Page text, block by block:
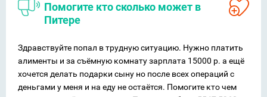
Помогите кто сколько может в
Питере
Здравствуйте попал в трудную ситуацию. Нужно платить
алименты и за съёмную комнату зарплата 15000 р. а ещё
хочется делать подарки сыну но после всех операций с
деньгами у меня и на еду не остаётся. Помогите кто чем